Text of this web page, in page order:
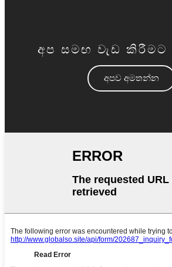
අප සමඟ වැඩ කිරීමට
අපව අමතන්න